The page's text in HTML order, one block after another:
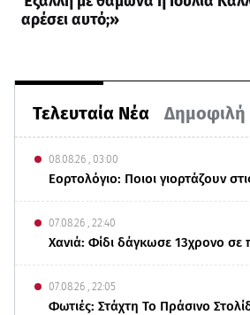
Τελευταία Νέα Δημοφιλή
08.08.26 , 03:00
Εορτολόγιο: Ποιοι γιορτάζουν
07.08.26 , 22:40
Χανιά: Φίδι δάγκωσε 13χρονο σε
07.08.26 , 22:05
Φωτιές: Στάχτη Το Πράσινο
αρέσει αυτό;»